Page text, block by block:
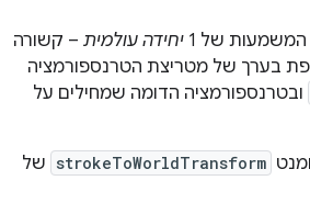
של 1 יחידה עולמית – קשורה
בערך של מטריצת הטרנספורמציה
ובטרנספורמציה הדומה שמחילים על
strokeToWorldTransform של